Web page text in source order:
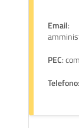
Email:
PEC:
Telefono